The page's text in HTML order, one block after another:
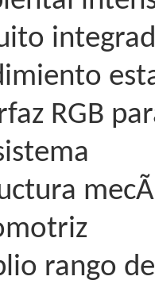
RGB
rango